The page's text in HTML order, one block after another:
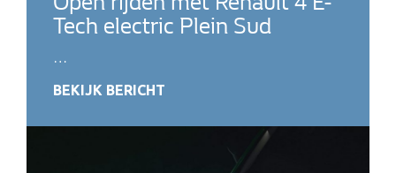
Tech electric Plein Sud
…
BEKIJK BERICHT